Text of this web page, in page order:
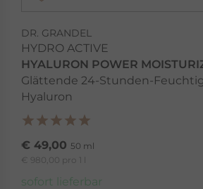
DR. GRANDEL
HYDRO ACTIVE
HYALURON POWER
Glättende 24-Stunden-
Hyaluron
€ 49,00 50 ml
€ 980,00 pro 1 l
sofort lieferbar